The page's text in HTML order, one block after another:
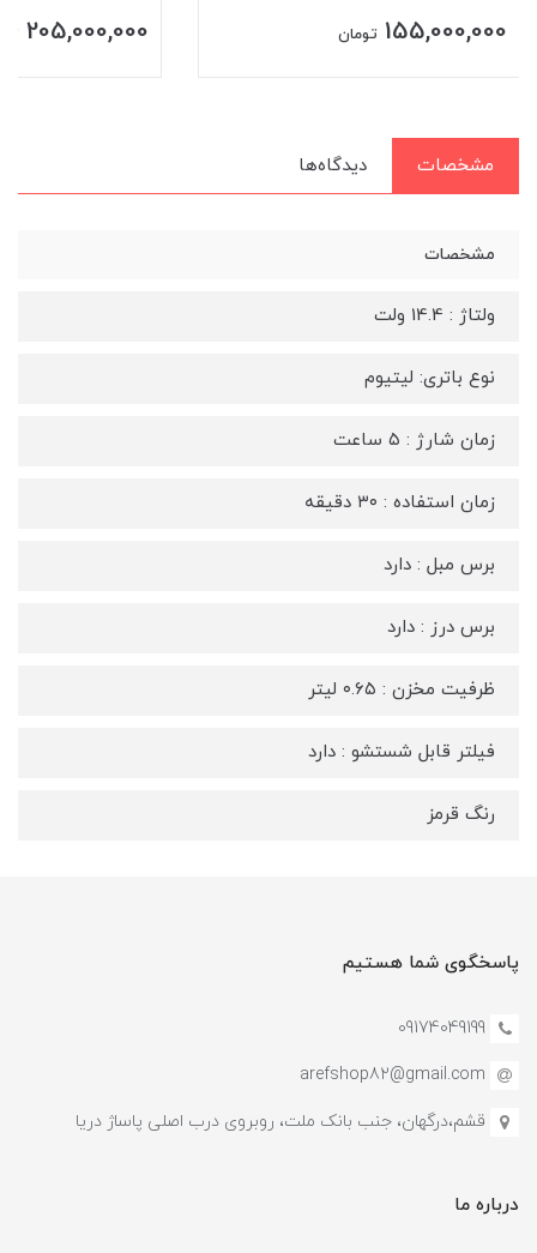
155,000,000 تومان 205,000,000
مشخصات دیدگاه‌ها
مشخصات
ولتاژ : 14.4 ولت
نوع باتری: لیتیوم
زمان شارژ : ۵ ساعت
زمان استفاده : ۳۰ دقیقه
برس مبل : دارد
برس درز : دارد
ظرفیت مخزن : ۰.۶۵ لیتر
فیلتر قابل شستشو : دارد
رنگ قرمز
پاسخگوی شما هستیم
09174049199
arefshop82@gmail.com
قشم،درگهان، جنب بانک ملت، روبروی درب اصلی پاساژ دریا
درباره ما